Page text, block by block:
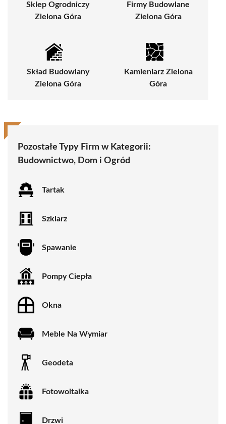
Sklep Ogrodniczy
Zielona Góra
Firmy Budowlane
Zielona Góra
Skład Budowlany
Zielona Góra
Kamieniarz Zielona
Góra
Pozostałe Typy Firm w Kategorii:
Budownictwo, Dom i Ogród
Tartak
Szklarz
Spawanie
Pompy Ciepła
Okna
Meble Na Wymiar
Geodeta
Fotowoltaika
Drzwi